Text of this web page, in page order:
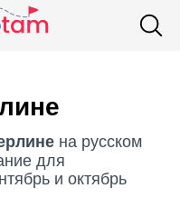
на русском
для
и октябрь